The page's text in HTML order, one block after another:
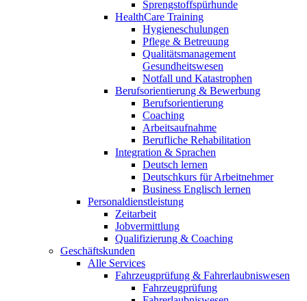
Sprengstoffspürhunde
HealthCare Training
Hygieneschulungen
Pflege & Betreuung
Qualitätsmanagement
Gesundheitswesen
Notfall und Katastrophen
Berufsorientierung & Bewerbung
Berufsorientierung
Coaching
Arbeitsaufnahme
Berufliche Rehabilitation
Integration & Sprachen
Deutsch lernen
Deutschkurs für Arbeitnehmer
Business Englisch lernen
Personaldienstleistung
Zeitarbeit
Jobvermittlung
Qualifizierung & Coaching
Geschäftskunden
Alle Services
Fahrzeugprüfung & Fahrerlaubniswesen
Fahrzeugprüfung